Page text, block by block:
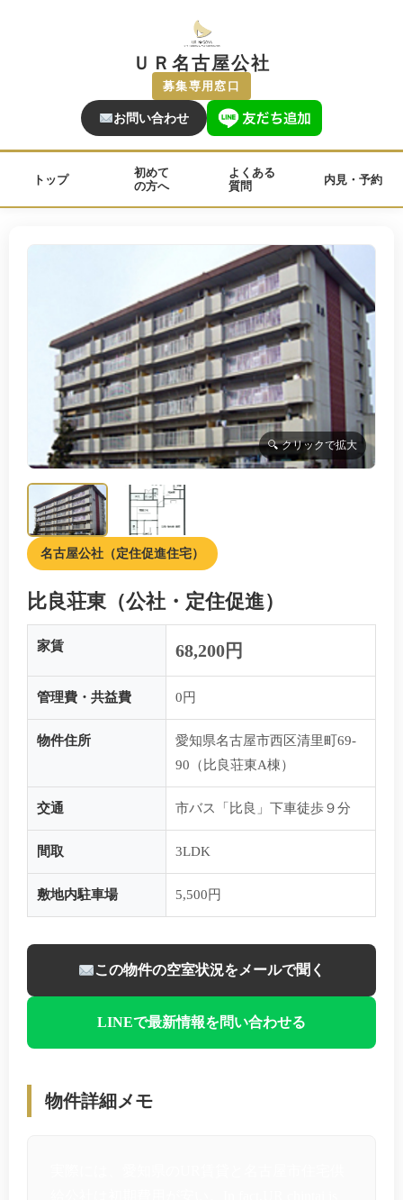
ＵＲ名古屋公社
募集専用窓口
お問い合わせ
トップ
初めて
の方へ
よくある
質問
内見・予約
名古屋公社（定住促進住宅）
比良荘東（公社・定住促進）
家賃 68,200円
管理費・共益費 0円
物件住所
愛知県名古屋市西区清里町69-
90（比良荘東A棟）
交通 市バス「比良」下車徒歩９分
間取 3LDK
敷地内駐車場 5,500円
この物件の空室状況をメールで聞く
LINEで最新情報を問い合わせる
物件詳細メモ